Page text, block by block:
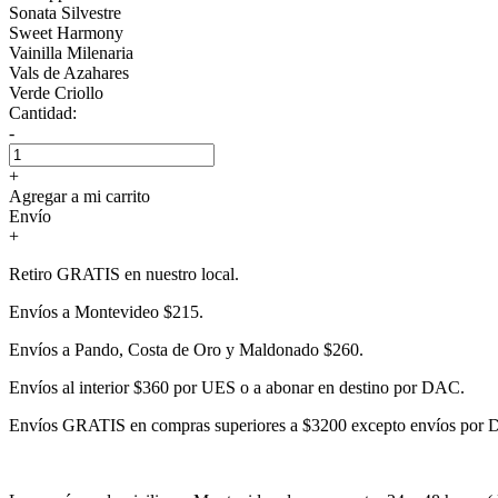
Sonata Silvestre
Sweet Harmony
Vainilla Milenaria
Vals de Azahares
Verde Criollo
Cantidad:
-
+
Agregar a mi carrito
Envío
+
Retiro GRATIS en nuestro local.
Envíos a Montevideo $215.
Envíos a Pando, Costa de Oro y Maldonado $260.
Envíos al interior $360 por UES o a abonar en destino por DAC.
Envíos GRATIS en compras superiores a $3200 excepto envíos por